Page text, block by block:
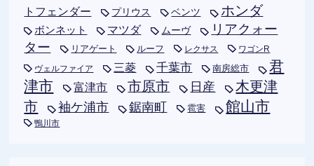
トフェンダー
プリウス ベンツ ホンダ
ボンネット マツダ ムーヴ
リアクォー
ター
リアゲート ルーフ レクサス ワゴンR
ヴェルファイア 三菱 千葉市 南房総市
君
津市
富津市 市原市 日産
木更津
市
袖ケ浦市 鋸南町 雹害 館山市
鴨川市